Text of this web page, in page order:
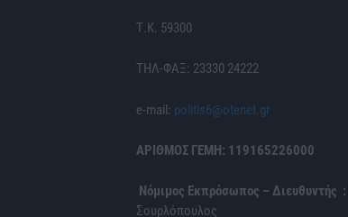
Τ.Κ. 59300
ΤΗΛ-ΦΑΞ: 23330 24222
e-mail: politis6@otenet.gr
ΑΡΙΘΜΟΣ ΓΕΜΗ: 119165226000
Νόμιμος Εκπρόσωπος – Διευθυντής :
Σουρλόπουλος